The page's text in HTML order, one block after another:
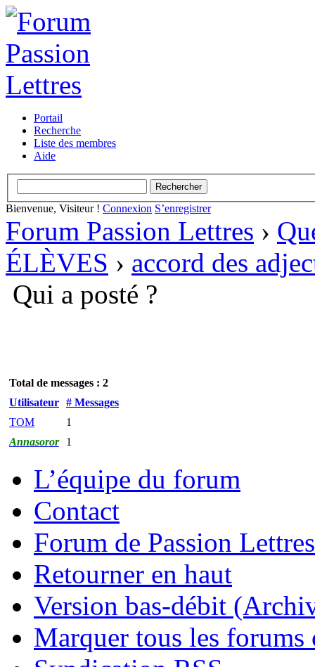
Portail
Recherche
Liste des membres
Aide
Bienvenue, Visiteur ! Connexion S’enregistrer
Forum Passion Lettres ›
ÉLÈVES › accord des
Qui a posté ?
Total de messages : 2
Utilisateur # Messages
TOM
1
Annasoror
1
L’équipe du forum
Contact
Forum de Passion Lettres
Retourner en haut
Version bas-débit
Marquer tous les forums